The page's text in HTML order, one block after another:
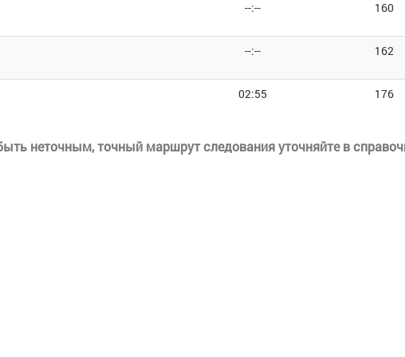
--:-- 160
--:-- 162
02:55 176
неточным, точный маршрут следования уточняйте в